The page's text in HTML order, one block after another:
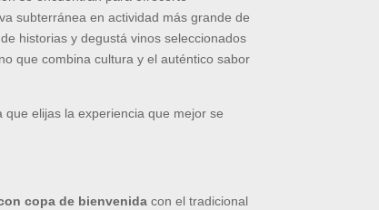
subterránea en actividad más grande de
historias y degustá vinos seleccionados
que combina cultura y el auténtico sabor
elijas la experiencia que mejor se
copa de bienvenidacon el tradicional